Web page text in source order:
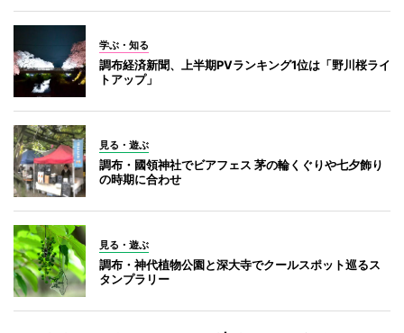
学ぶ・知る
調布経済新聞、上半期PVランキング1位は「野川桜ライ
トアップ」
見る・遊ぶ
調布・國領神社でビアフェス 茅の輪くぐりや七夕飾り
の時期に合わせ
見る・遊ぶ
調布・神代植物公園と深大寺でクールスポット巡るス
タンプラリー